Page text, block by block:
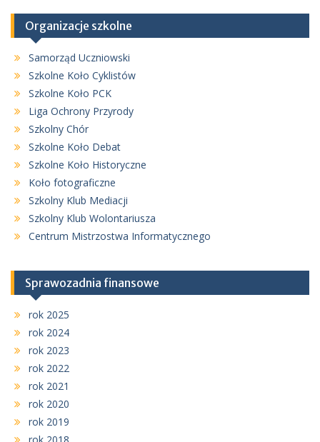
Organizacje szkolne
Samorząd Uczniowski
Szkolne Koło Cyklistów
Szkolne Koło PCK
Liga Ochrony Przyrody
Szkolny Chór
Szkolne Koło Debat
Szkolne Koło Historyczne
Koło fotograficzne
Szkolny Klub Mediacji
Szkolny Klub Wolontariusza
Centrum Mistrzostwa Informatycznego
Sprawozadnia finansowe
rok 2025
rok 2024
rok 2023
rok 2022
rok 2021
rok 2020
rok 2019